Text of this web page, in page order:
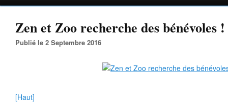
Zen et Zoo recherche des bénévoles !
Publié le 2 Septembre 2016
[Haut]